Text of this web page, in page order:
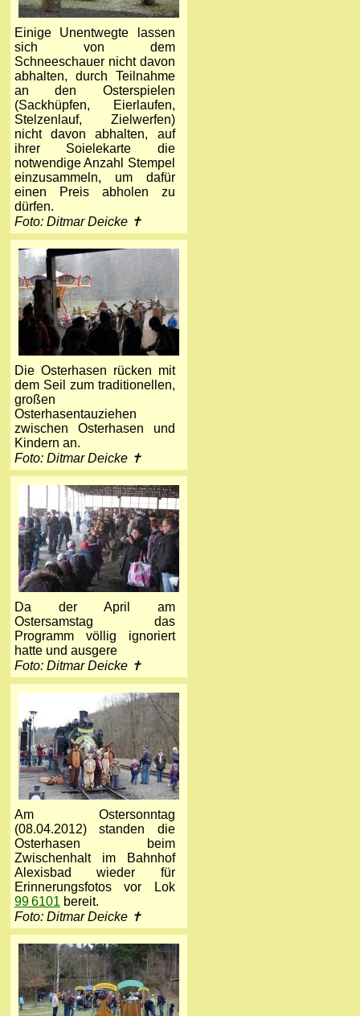
Einige Unentwegte lassen
sich von dem
Schneeschauer nicht davon
abhalten, durch Teilnahme
an den Osterspielen
(Sackhüpfen, Eierlaufen,
Stelzenlauf, Zielwerfen)
nicht davon abhalten, auf
ihrer Soielekarte die
notwendige Anzahl Stempel
einzusammeln, um dafür
einen Preis abholen zu
dürfen.
Foto: Ditmar Deicke ✝
Die Osterhasen rücken mit
dem Seil zum traditionellen,
großen
Osterhasentauziehen
zwischen Osterhasen und
Kindern an.
Foto: Ditmar Deicke ✝
Da der April am
Ostersamstag das
Programm völlig ignoriert
hatte und ausgere
Foto: Ditmar Deicke ✝
Am Ostersonntag
(08.04.2012) standen die
Osterhasen beim
Zwischenhalt im Bahnhof
Alexisbad wieder für
Erinnerungsfotos vor Lok
99 6101 bereit.
Foto: Ditmar Deicke ✝